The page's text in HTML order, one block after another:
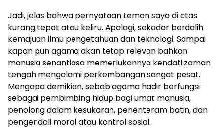
Jadi, jelas bahwa pernyataan teman saya di atas
kurang tepat atau keliru. Apalagi, sekadar berdalih
kemajuan ilmu pengetahuan dan teknologi. Sampai
kapan pun agama akan tetap relevan bahkan
manusia senantiasa memerlukannya kendati zaman
tengah mengalami perkembangan sangat pesat.
Mengapa demikian, sebab agama hadir berfungsi
sebagai pembimbing hidup bagi umat manusia,
penolong dalam kesukaran, penenteram batin, dan
pengendali moral atau kontrol sosial.